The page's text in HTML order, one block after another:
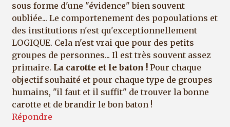
sous forme d'une "évidence" bien souvent
oubliée... Le comportenement des popoulations et
des institutions n'est qu'exceptionnellement
LOGIQUE. Cela n'est vrai que pour des petits
groupes de personnes... Il est très souvent assez
primaire. La carotte et le baton ! Pour chaque
objectif souhaité et pour chaque type de groupes
humains, "il faut et il suffit" de trouver la bonne
carotte et de brandir le bon baton !
Répondre